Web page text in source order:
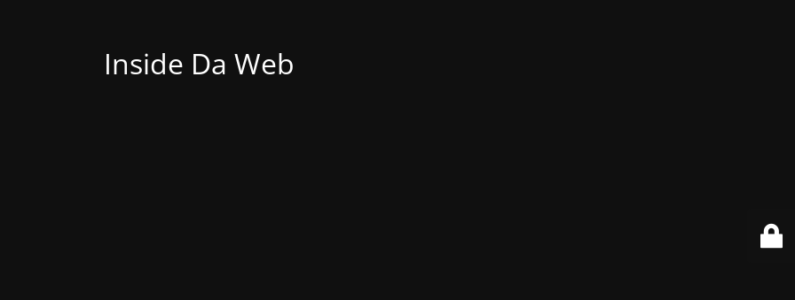
Inside Da Web